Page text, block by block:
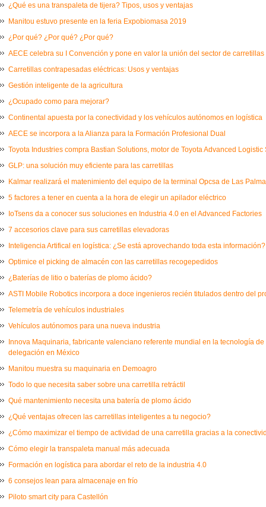
¿Qué es una transpaleta de tijera? Tipos, usos y ventajas
Manitou estuvo presente en la feria Expobiomasa 2019
¿Por qué? ¿Por qué? ¿Por qué?
AECE celebra su I Convención y pone en valor la unión del sector de carretillas
Carretillas contrapesadas eléctricas: Usos y ventajas
Gestión inteligente de la agricultura
¿Ocupado como para mejorar?
Continental apuesta por la conectividad y los vehículos autónomos en logística
AECE se incorpora a la Alianza para la Formación Profesional Dual
Toyota Industries compra Bastian Solutions, motor de Toyota Advanced Logistic
GLP: una solución muy eficiente para las carretillas
Kalmar realizará el matenimiento del equipo de la terminal Opcsa de Las
5 factores a tener en cuenta a la hora de elegir un apilador eléctrico
IoTsens da a conocer sus soluciones en Industria 4.0 en el Advanced Factories
7 accesorios clave para sus carretillas elevadoras
Inteligencia Artifical en logística: ¿Se está aprovechando toda esta información?
Optimice el picking de almacén con las carretillas recogepedidos
¿Baterías de litio o baterías de plomo ácido?
ASTI Mobile Robotics incorpora a doce ingenieros recién titulados dentro del
Telemetría de vehículos industriales
Vehículos autónomos para una nueva industria
Innova Maquinaria, fabricante valenciano referente mundial en la tecnología
delegación en México
Manitou muestra su maquinaria en Demoagro
Todo lo que necesita saber sobre una carretilla retráctil
Qué mantenimiento necesita una batería de plomo ácido
¿Qué ventajas ofrecen las carretillas inteligentes a tu negocio?
¿Cómo maximizar el tiempo de actividad de una carretilla gracias a la
Cómo elegir la transpaleta manual más adecuada
Formación en logística para abordar el reto de la industria 4.0
6 consejos lean para almacenaje en frío
Piloto smart city para Castellón